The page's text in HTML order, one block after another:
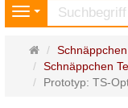
Navigation
Startseite
Schnäppchen
Prototyp: TS-